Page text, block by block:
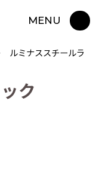
MENU
ルミナススチールラ
ック